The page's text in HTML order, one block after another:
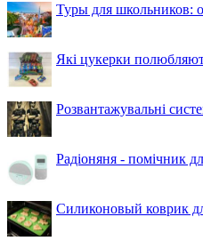
Туры для школьников:
Які цукерки
Розвантажувальні
Радіоняня - помічник
Силиконовый коврик